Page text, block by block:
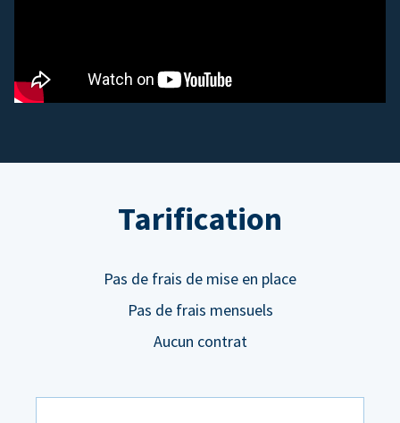
Tarification
Pas de frais de mise en place
Pas de frais mensuels
Aucun contrat